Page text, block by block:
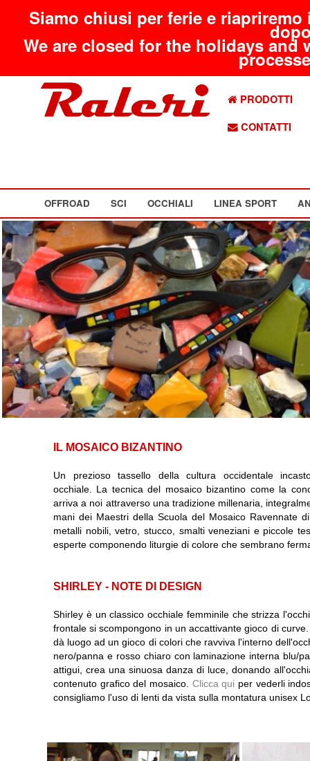
Siamo chiusi per ferie e
We are closed for the holidays
PRODOTTI
CONTATTI
OFFROAD SCI OCCHIALI LINEA SPORT
IL MOSAICO BIZANTINO
Un prezioso tassello della cultura occidentale
occhiale. La tecnica del mosaico bizantino come la
arriva a noi attraverso una tradizione millenaria,
mani dei Maestri della Scuola del Mosaico Ravennate
metalli nobili, vetro, stucco, smalti veneziani e piccole
esperte componendo liturgie di colore che sembrano
SHIRLEY - NOTE DI DESIGN
Shirley è un classico occhiale femminile che strizza
frontale si scompongono in un accattivante gioco di
dà luogo ad un gioco di colori che ravviva l'interno
nero/panna e rosso chiaro con laminazione interna blu/
attigui, crea una sinuosa danza di luce, donando
contenuto grafico del mosaico. Clicca qui per vederli
consigliamo l'uso di lenti da vista sulla montatura unisex